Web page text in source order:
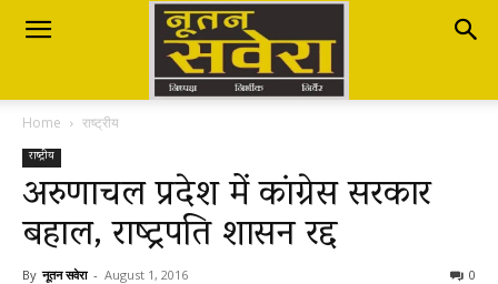
Nutan
Savera
नूतन
Home राष्ट्रीय
राष्ट्रीय
अरुणाचल प्रदेश में कांग्रेस सरकार
बहाल, राष्ट्रपति शासन रद्द
By नूतन सवेरा - August 1, 2016 0